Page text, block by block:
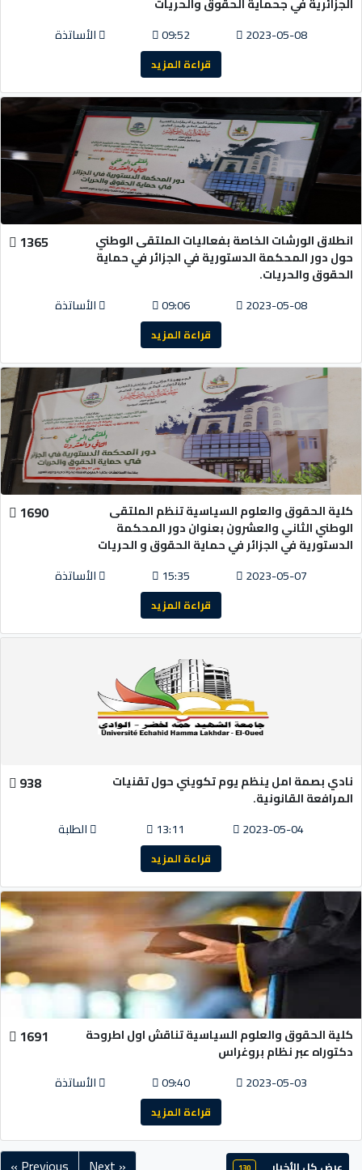
الجزائرية في جحماية الحقوق والحريات
2023-05-08
09:52 الأساتذة
قراءة المزيد
انطلاق الورشات الخاصة بفعاليات الملتقى الوطني
حول دور المحكمة الدستورية في الجزائر في حماية
الحقوق والحريات.
1365
2023-05-08
09:06 الأساتذة
قراءة المزيد
كلية الحقوق والعلوم السياسية تنظم الملتقى
الوطني الثاني والعشرون بعنوان دور المحكمة
الدستورية في الجزائر في حماية الحقوق و الحريات
1690
2023-05-07
15:35 الأساتذة
قراءة المزيد
نادي بصمة امل ينظم يوم تكويني حول تقنيات
المرافعة القانونية.
938
2023-05-04
13:11 الطلبة
قراءة المزيد
كلية الحقوق والعلوم السياسية تناقش اول اطروحة
دكتوراه عبر نظام بروغراس
1691
2023-05-03
09:40 الأساتذة
قراءة المزيد